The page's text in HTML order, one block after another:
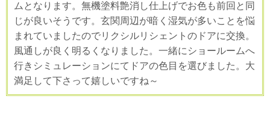
ムとなります。無機塗料艶消し仕上げでお色も前回と同
じが良いそうです。玄関周辺が暗く湿気が多いことを悩
まれていましたのでリクシルリシェントのドアに交換。
風通しが良く明るくなりました。一緒にショールームへ
行きシミュレーションにてドアの色目を選びました。大
満足して下さって嬉しいですね～